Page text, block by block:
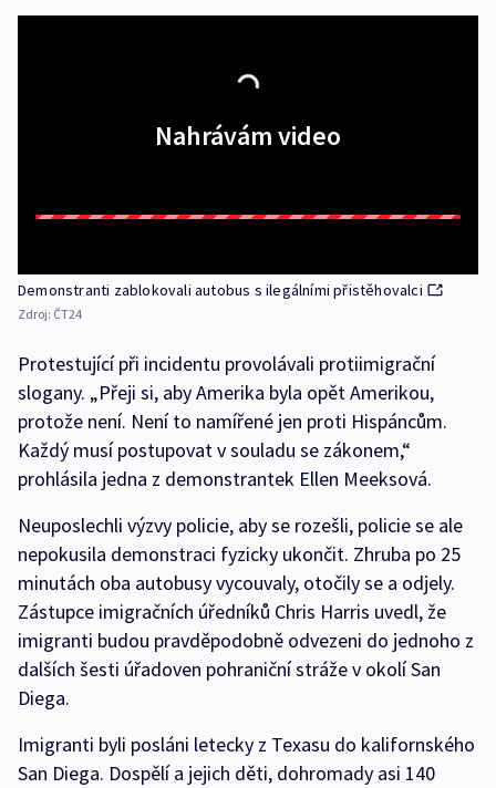
Nahrávám video
Demonstranti zablokovali autobus s ilegálními přistěhovalci
Zdroj: ČT24
Protestující při incidentu provolávali protiimigrační
slogany. „Přeji si, aby Amerika byla opět Amerikou,
protože není. Není to namířené jen proti Hispáncům.
Každý musí postupovat v souladu se zákonem,“
prohlásila jedna z demonstrantek Ellen Meeksová.
Neuposlechli výzvy policie, aby se rozešli, policie se ale
nepokusila demonstraci fyzicky ukončit. Zhruba po 25
minutách oba autobusy vycouvaly, otočily se a odjely.
Zástupce imigračních úředníků Chris Harris uvedl, že
imigranti budou pravděpodobně odvezeni do jednoho z
dalších šesti úřadoven pohraniční stráže v okolí San
Diega.
Imigranti byli posláni letecky z Texasu do kalifornského
San Diega. Dospělí a jejich děti, dohromady asi 140